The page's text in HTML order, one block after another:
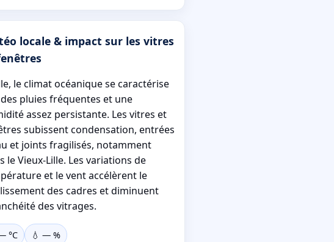
locale & impact sur les vitres
le climat océanique se caractérise
pluies fréquentes et une
assez persistante. Les vitres et
subissent condensation, entrées
et joints fragilisés, notamment
le Vieux-Lille. Les variations de
et le vent accélèrent le
des cadres et diminuent
des vitrages.
°C 💧 —%